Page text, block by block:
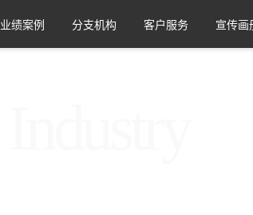
业绩案例 分支机构 客户服务 宣传画